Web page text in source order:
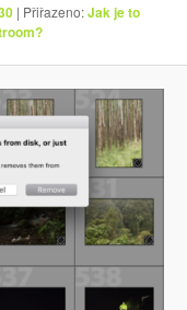
| Přiřazeno:Jak je to